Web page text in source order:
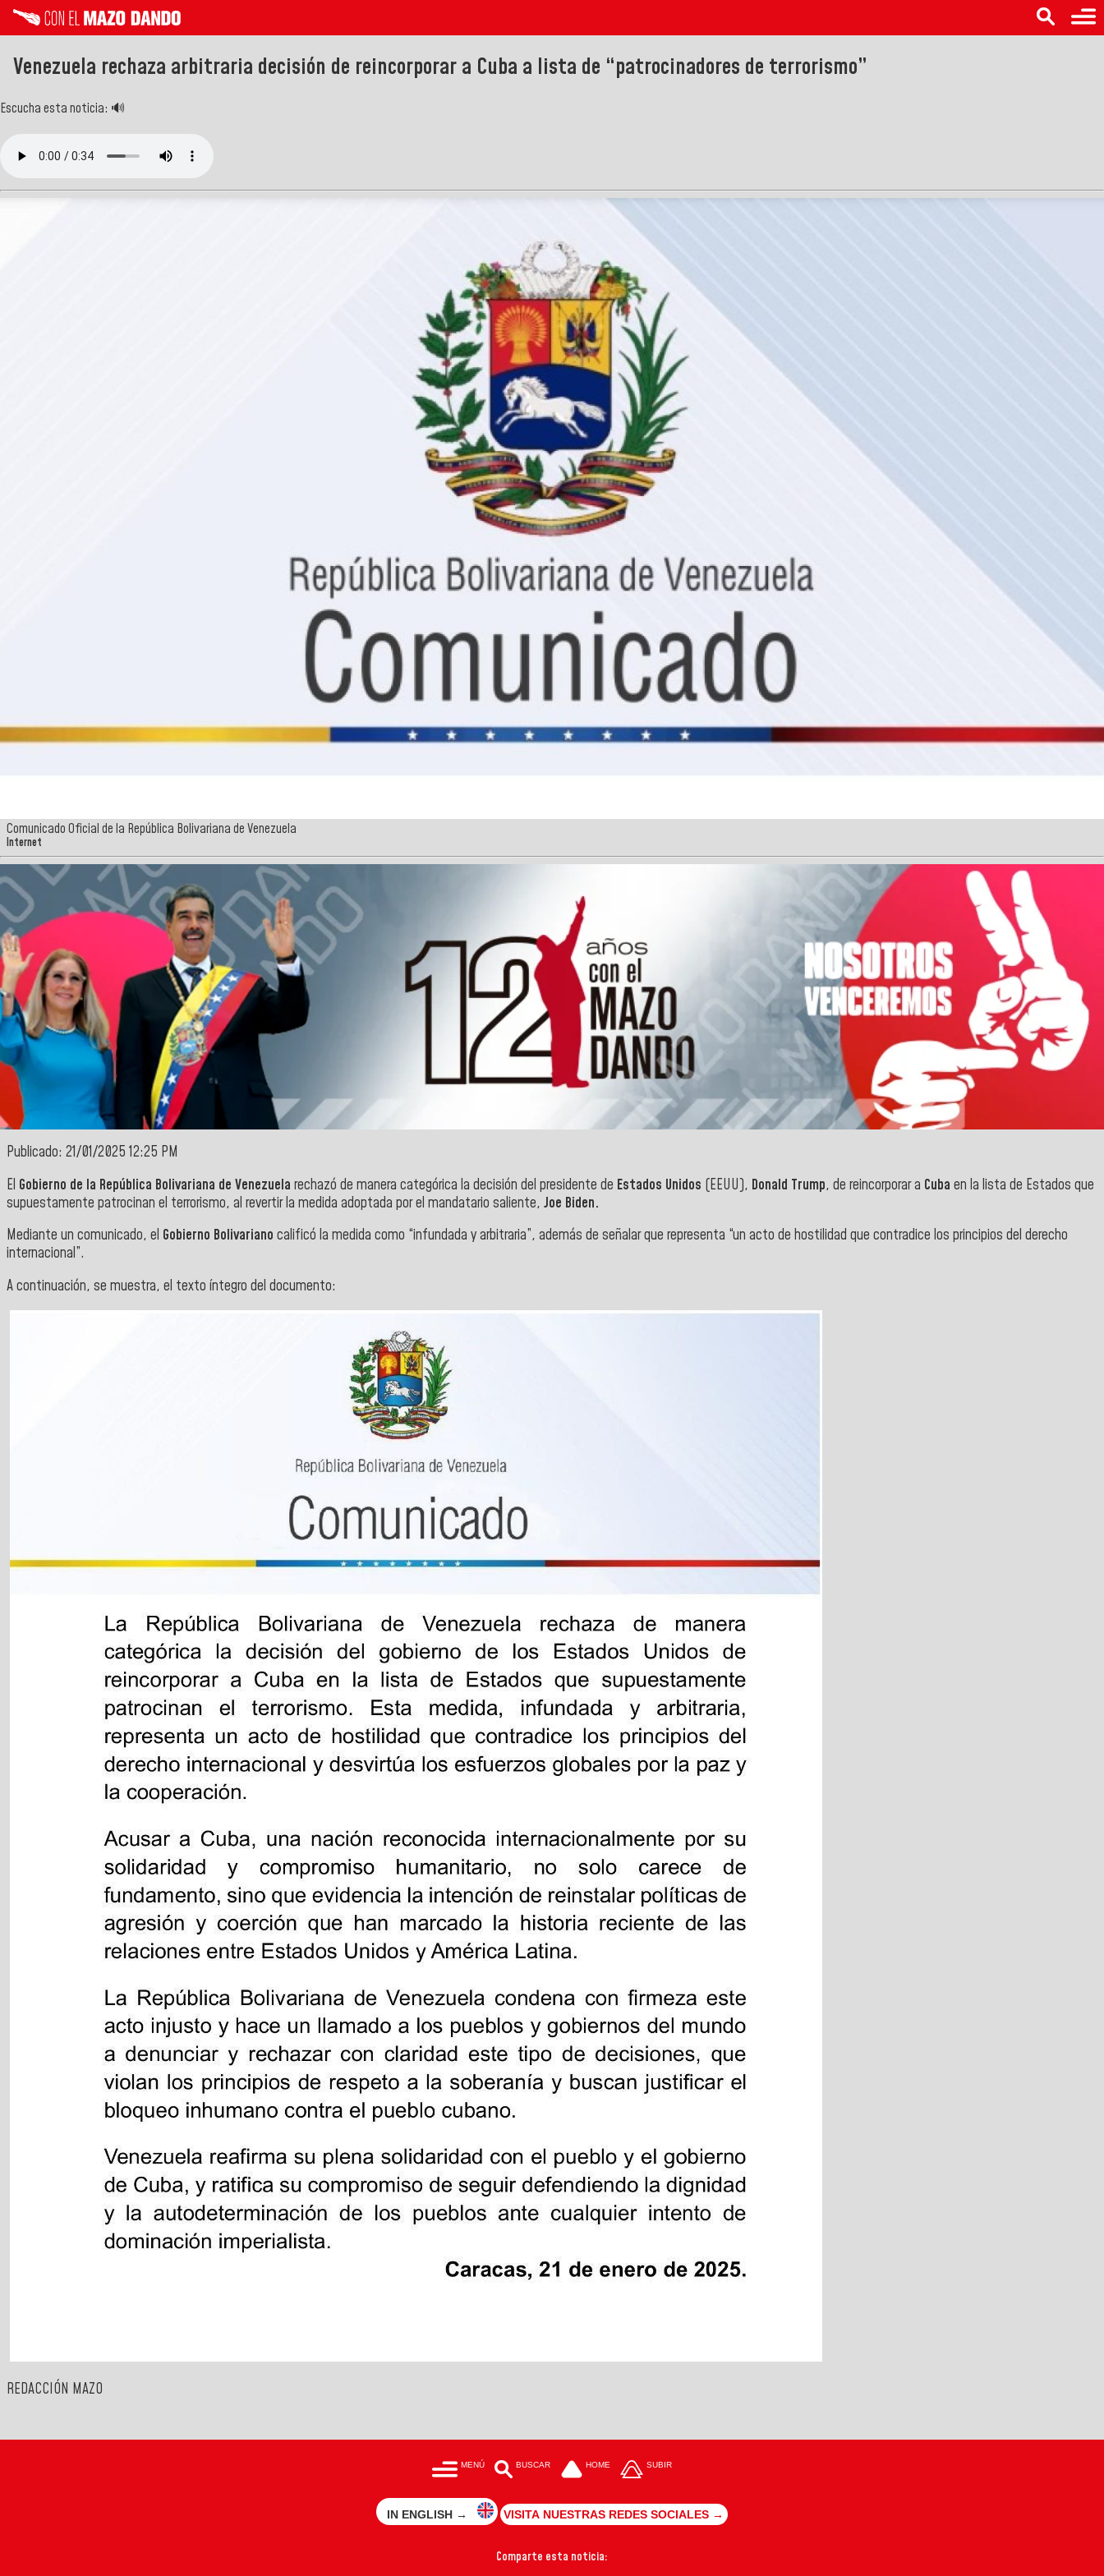
Venezuela rechaza arbitraria decisión de reincorporar a Cuba a lista de “patrocinadores de terrorismo”
Escucha esta noticia: 🔊
Comunicado Oficial de la República Bolivariana de Venezuela
Internet
Publicado: 21/01/2025 12:25 PM
El Gobierno de la República Bolivariana de Venezuela rechazó de manera categórica la decisión del presidente de Estados Unidos (EEUU), Donald Trump, de reincorporar a Cuba en la lista de Estados que
supuestamente patrocinan el terrorismo, al revertir la medida adoptada por el mandatario saliente, Joe Biden.
Mediante un comunicado, el Gobierno Bolivariano calificó la medida como “infundada y arbitraria”, además de señalar que representa “un acto de hostilidad que contradice los principios del derecho
internacional”.
A continuación, se muestra, el texto íntegro del documento:
REDACCIÓN MAZO
MENÚ BUSCAR HOME SUBIR
IN ENGLISH → VISITA NUESTRAS REDES SOCIALES →
Comparte esta noticia: